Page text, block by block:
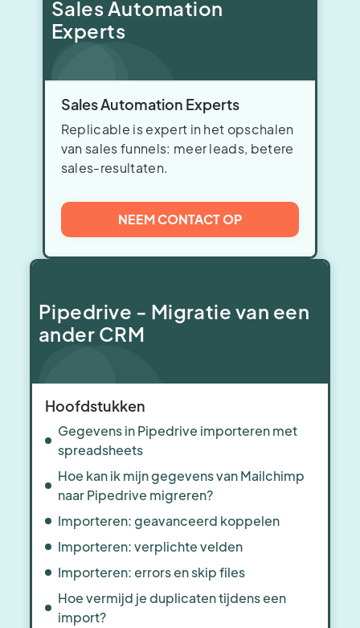
Sales Automation
Experts
Sales Automation Experts
Replicable is expert in het opschalen
van sales funnels: meer leads, betere
sales-resultaten.
NEEM CONTACT OP
Pipedrive - Migratie van een
ander CRM
Hoofdstukken
Gegevens in Pipedrive importeren met
spreadsheets
Hoe kan ik mijn gegevens van Mailchimp
naar Pipedrive migreren?
Importeren: geavanceerd koppelen
Importeren: verplichte velden
Importeren: errors en skip files
Hoe vermijd je duplicaten tijdens een
import?